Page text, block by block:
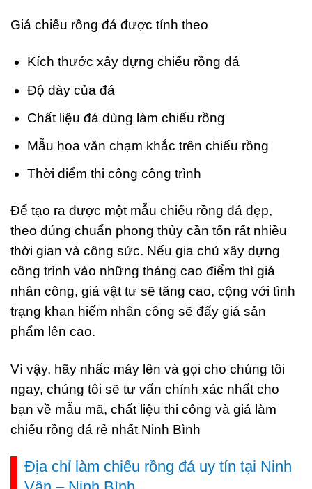
Giá chiếu rồng đá được tính theo
Kích thước xây dựng chiếu rồng đá
Độ dày của đá
Chất liệu đá dùng làm chiếu rồng
Mẫu hoa văn chạm khắc trên chiếu rồng
Thời điểm thi công công trình
Để tạo ra được một mẫu chiếu rồng đá đẹp,
theo đúng chuẩn phong thủy cần tốn rất nhiều
thời gian và công sức. Nếu gia chủ xây dựng
công trình vào những tháng cao điểm thì giá
nhân công, giá vật tư sẽ tăng cao, cộng với tình
trạng khan hiếm nhân công sẽ đẩy giá sản
phẩm lên cao.
Vì vậy, hãy nhấc máy lên và gọi cho chúng tôi
ngay, chúng tôi sẽ tư vấn chính xác nhất cho
bạn về mẫu mã, chất liệu thi công và giá làm
chiếu rồng đá rẻ nhất Ninh Bình
Địa chỉ làm chiếu rồng đá uy tín tại Ninh